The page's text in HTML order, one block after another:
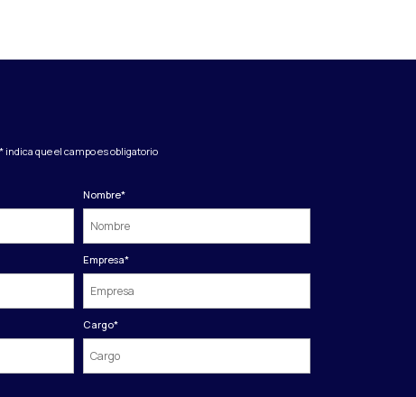
* indica que el campo es obligatorio
Nombre*
Empresa*
Cargo*